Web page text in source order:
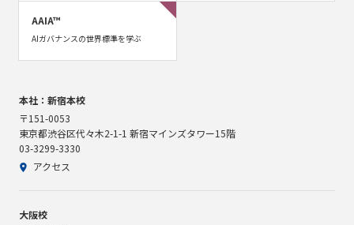
AAIA™
AIガバナンスの世界標準を学ぶ
本社：新宿本校
〒151-0053
東京都渋谷区代々木2-1-1 新宿マインズタワー15階
03-3299-3330
アクセス
大阪校